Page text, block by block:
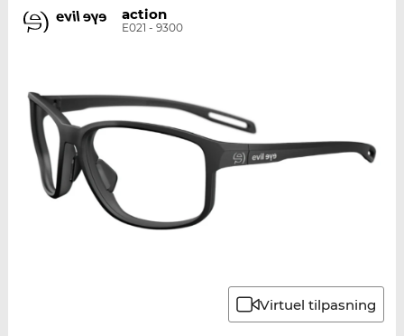
action
E021 - 9300
Virtuel tilpasning